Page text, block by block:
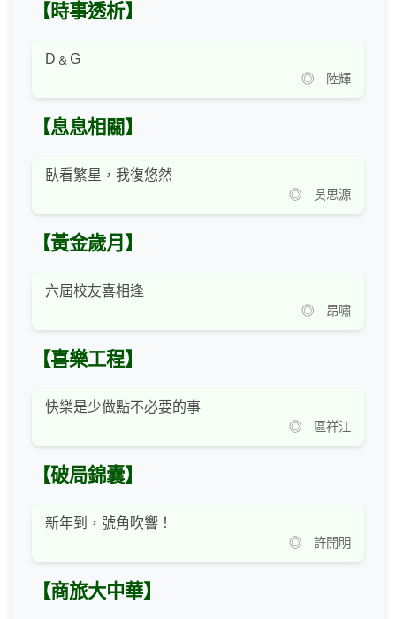
【時事透析】
D﹠G
◎ 陸輝
【息息相關】
臥看繁星，我復悠然
◎ 吳思源
【黃金歲月】
六屆校友喜相逢
◎ 昂嘯
【喜樂工程】
快樂是少做點不必要的事
◎ 區祥江
【破局錦囊】
新年到，號角吹響！
◎ 許開明
【商旅大中華】